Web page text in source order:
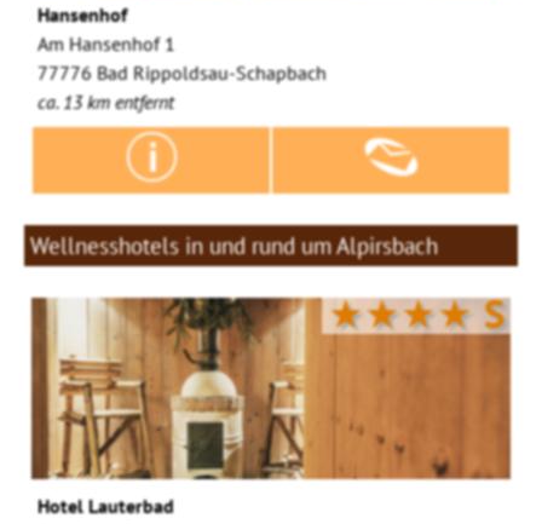
Hansenhof
Am Hansenhof 1
77776 Bad Rippoldsau-Schapbach
ca. 13 km entfernt
Wellnesshotels in und rund um Alpirsbach
★★★★S
Hotel Lauterbad